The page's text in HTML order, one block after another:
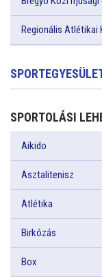
Regionális Atlétikai
SPORTOLÁSI
Aikido
Asztalitenisz
Atlétika
Birkózás
Box